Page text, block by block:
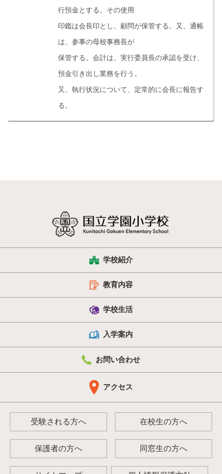
行預金とする。その使用
印鑑は会長印とし、顧問が保管する。又、通帳
は、参事の母校事務長が
保管する。会計は、実行委員長の承認を受け、
預金引き出し業務を行う。
又、執行状況について、定常的に会長に報告す
る。
学校紹介
教育内容
学校生活
入学案内
お問い合わせ
アクセス
受験される方へ 在校生の方へ
保護者の方へ 同窓生の方へ